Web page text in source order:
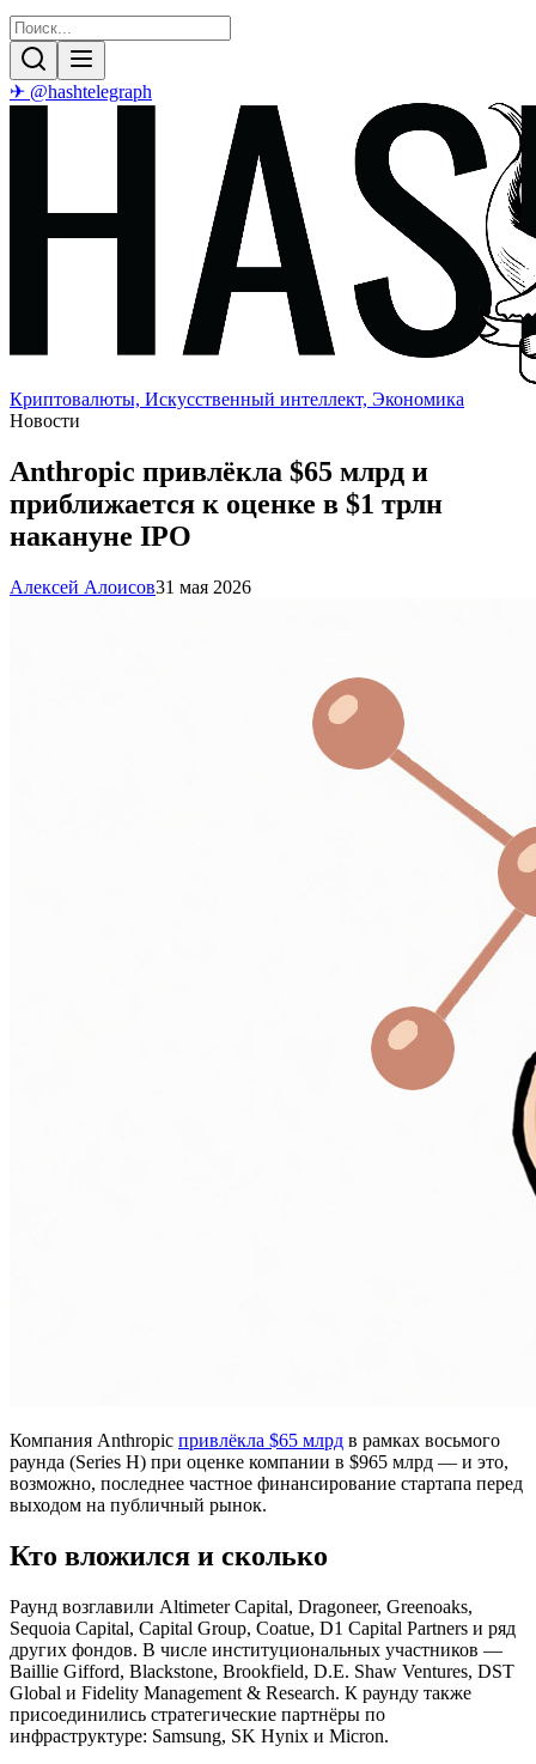
✈ @hashtelegraph
Криптовалюты, Искусственный интеллект, Экономика
Новости
Anthropic привлёкла $65 млрд и
приближается к оценке в $1 трлн
накануне IPO
Алексей Алоисов31 мая 2026
Компания Anthropic привлёкла $65 млрд в рамках восьмого
раунда (Series H) при оценке компании в $965 млрд — и это,
возможно, последнее частное финансирование стартапа перед
выходом на публичный рынок.
Кто вложился и сколько
Раунд возглавили Altimeter Capital, Dragoneer, Greenoaks,
Sequoia Capital, Capital Group, Coatue, D1 Capital Partners и ряд
других фондов. В числе институциональных участников —
Baillie Gifford, Blackstone, Brookfield, D.E. Shaw Ventures, DST
Global и Fidelity Management & Research. К раунду также
присоединились стратегические партнёры по
инфраструктуре: Samsung, SK Hynix и Micron.